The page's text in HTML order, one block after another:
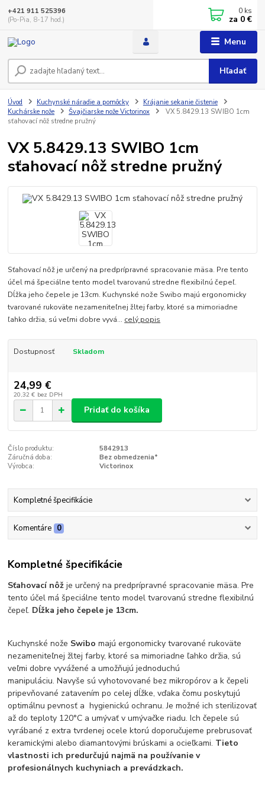
Menu
Hľadať
+421 911 525396
(Po-Pia, 8-17 hod.)
0 ks
za 0 €
Úvod Kuchynské náradie a pomôcky
Krájanie sekanie čistenie
Kuchárske nože
Švajčiarske nože Victorinox
VX 5.8429.13 SWIBO 1cm
sťahovací nôž stredne pružný
VX 5.8429.13 SWIBO 1cm
sťahovací nôž stredne pružný
Sťahovací nôž je určený na predprípravné spracovanie mäsa. Pre tento
účel má špeciálne tento model tvarovanú stredne flexibilnú čepeľ.
Dĺžka jeho čepele je 13cm. Kuchynské nože Swibo majú ergonomicky
tvarované rukoväte nezameniteľnej žltej farby, ktoré sa mimoriadne
ľahko držia, sú veľmi dobre vyvá... celý popis
Dostupnosť Skladom
24,99 €
20,32 € bez DPH
Pridať do košíka
Číslo produktu:
5842913
Záručná doba:
Bez obmedzenia*
Výrobca:
Victorinox
Kompletné špecifikácie
Komentáre 0
Kompletné špecifikácie
Sťahovací nôž je určený na predprípravné spracovanie mäsa. Pre
tento účel má špeciálne tento model tvarovanú stredne flexibilnú
čepeľ. Dĺžka jeho čepele je 13cm.
Kuchynské nože Swibo majú ergonomicky tvarované rukoväte
nezameniteľnej žltej farby, ktoré sa mimoriadne ľahko držia, sú
veľmi dobre vyvážené a umožňujú jednoduchú
manipuláciu. Navyše sú vyhotovované bez mikropórov a k čepeli
pripevňované zatavením po celej dĺžke, vďaka čomu poskytujú
optimálnu pevnosť a hygienickú ochranu. Je možné ich sterilizovať
až do teploty 120°C a umývať v umývačke riadu. Ich čepele sú
vyrábané z extra tvrdenej ocele ktorú doporučujeme prebrusovať
keramickými alebo diamantovými brúskami a ocieľkami. Tieto
vlastnosti ich predurčujú najmä na používanie v
profesionálnych kuchyniach a prevádzkach.